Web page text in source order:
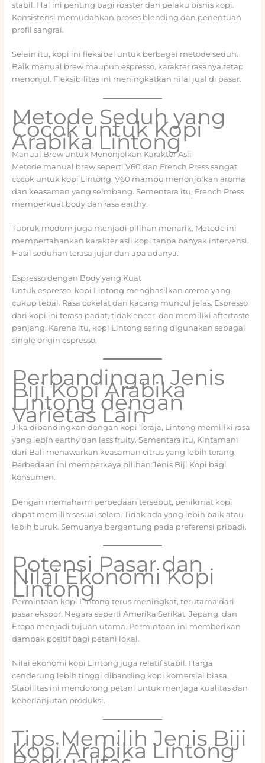
stabil. Hal ini penting bagi roaster dan pelaku bisnis kopi.
Konsistensi memudahkan proses blending dan penentuan
profil sangrai.
Selain itu, kopi ini fleksibel untuk berbagai metode seduh.
Baik manual brew maupun espresso, karakter rasanya tetap
menonjol. Fleksibilitas ini meningkatkan nilai jual di pasar.
Metode Seduh yang
Cocok untuk Kopi
Arabika Lintong
Manual Brew untuk Menonjolkan Karakter Asli
Metode manual brew seperti V60 dan French Press sangat
cocok untuk kopi Lintong. V60 mampu menonjolkan aroma
dan keasaman yang seimbang. Sementara itu, French Press
memperkuat body dan rasa earthy.
Tubruk modern juga menjadi pilihan menarik. Metode ini
mempertahankan karakter asli kopi tanpa banyak intervensi.
Hasil seduhan terasa jujur dan apa adanya.
Espresso dengan Body yang Kuat
Untuk espresso, kopi Lintong menghasilkan crema yang
cukup tebal. Rasa cokelat dan kacang muncul jelas. Espresso
dari kopi ini terasa padat, tidak encer, dan memiliki aftertaste
panjang. Karena itu, kopi Lintong sering digunakan sebagai
single origin espresso.
Perbandingan Jenis
Biji Kopi Arabika
Lintong dengan
Varietas Lain
Jika dibandingkan dengan kopi Toraja, Lintong memiliki rasa
yang lebih earthy dan less fruity. Sementara itu, Kintamani
dari Bali menawarkan keasaman citrus yang lebih terang.
Perbedaan ini memperkaya pilihan Jenis Biji Kopi bagi
konsumen.
Dengan memahami perbedaan tersebut, penikmat kopi
dapat memilih sesuai selera. Tidak ada yang lebih baik atau
lebih buruk. Semuanya bergantung pada preferensi pribadi.
Potensi Pasar dan
Nilai Ekonomi Kopi
Lintong
Permintaan kopi Lintong terus meningkat, terutama dari
pasar ekspor. Negara seperti Amerika Serikat, Jepang, dan
Eropa menjadi tujuan utama. Permintaan ini memberikan
dampak positif bagi petani lokal.
Nilai ekonomi kopi Lintong juga relatif stabil. Harga
cenderung lebih tinggi dibanding kopi komersial biasa.
Stabilitas ini mendorong petani untuk menjaga kualitas dan
keberlanjutan produksi.
Tips Memilih Jenis Biji
Kopi Arabika Lintong